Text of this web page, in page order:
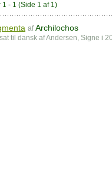
1 - 1 (Side 1 af 1)
afArchilochos
til dansk af Andersen, Signe i